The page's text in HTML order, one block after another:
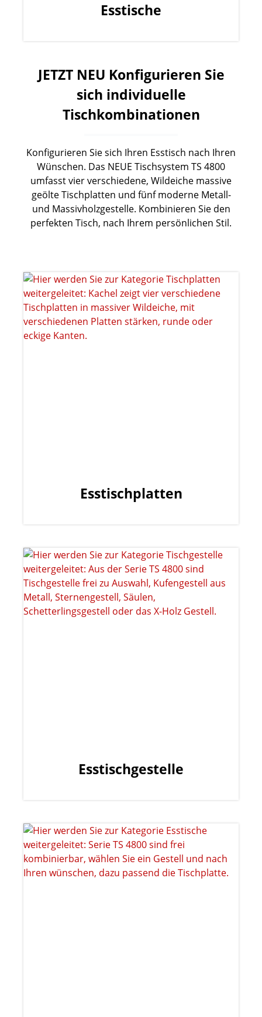
Esstische
JETZT NEU Konfigurieren Sie
sich individuelle
Tischkombinationen
Konfigurieren Sie sich Ihren Esstisch nach Ihren
Wünschen. Das NEUE Tischsystem TS 4800
umfasst vier verschiedene, Wildeiche massive
geölte Tischplatten und fünf moderne Metall-
und Massivholzgestelle. Kombinieren Sie den
perfekten Tisch, nach Ihrem persönlichen Stil.
Esstischplatten
Esstischgestelle